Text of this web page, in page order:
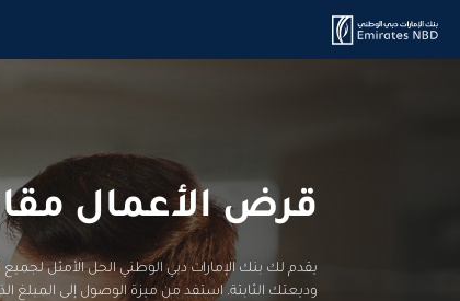
قرض الأعمال
يقدم لك بنك الإمارات دبي الوطني الحل الأمثل
وديعتك الثابتة. استفد من ميزة الوصول إلى المبلغ